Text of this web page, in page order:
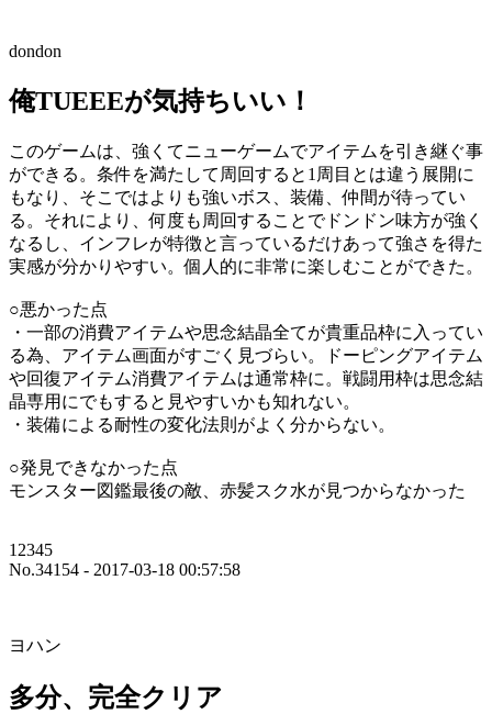
dondon
俺TUEEEが気持ちいい！
このゲームは、強くてニューゲームでアイテムを引き継ぐ事
ができる。条件を満たして周回すると1周目とは違う展開に
もなり、そこではよりも強いボス、装備、仲間が待ってい
る。それにより、何度も周回することでドンドン味方が強く
なるし、インフレが特徴と言っているだけあって強さを得た
実感が分かりやすい。個人的に非常に楽しむことができた。
○悪かった点
・一部の消費アイテムや思念結晶全てが貴重品枠に入ってい
る為、アイテム画面がすごく見づらい。ドーピングアイテム
や回復アイテム消費アイテムは通常枠に。戦闘用枠は思念結
晶専用にでもすると見やすいかも知れない。
・装備による耐性の変化法則がよく分からない。
○発見できなかった点
モンスター図鑑最後の敵、赤髪スク水が見つからなかった
12345
No.34154 - 2017-03-18 00:57:58
ヨハン
多分、完全クリア